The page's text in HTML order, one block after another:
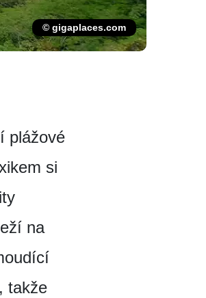
© gigaplaces.com
plážové
si
na
takže